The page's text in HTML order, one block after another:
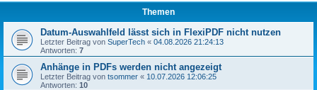
Themen
Datum-Auswahlfeld lässt sich in FlexiPDF nicht nutzen
Letzter Beitrag von SuperTech « 04.08.2026 21:24:13
Antworten: 7
Anhänge in PDFs werden nicht angezeigt
Letzter Beitrag von tsommer « 10.07.2026 12:06:25
Antworten: 10